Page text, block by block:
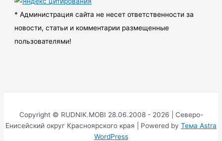
* Администрация сайта не несет ответственности за
новости, статьи и комментарии размещенные
пользователями!
Copyright © RUDNIK.MOBI 28.06.2008 - 2026 | Северо-
Енисейский округ Красноярского края | Powered by Тема Astra
WordPress